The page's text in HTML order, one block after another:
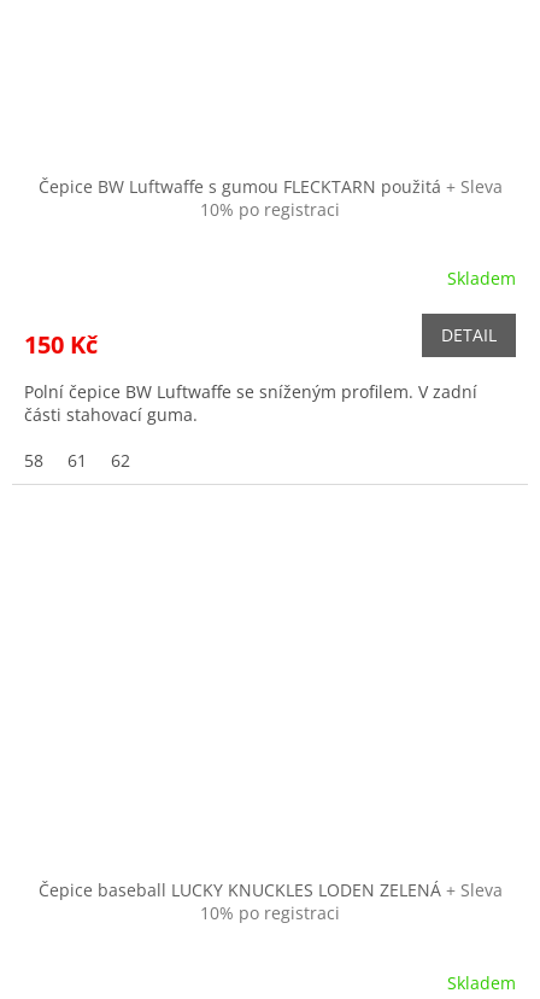
Čepice BW Luftwaffe s gumou FLECKTARN použitá + Sleva
10% po registraci
Skladem
150 Kč DETAIL
Polní čepice BW Luftwaffe se sníženým profilem. V zadní
části stahovací guma.
58
61 62
Čepice baseball LUCKY KNUCKLES LODEN ZELENÁ + Sleva
10% po registraci
Skladem